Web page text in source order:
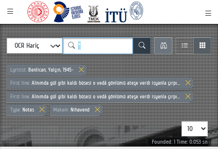
Lyricist: Benlican, Yalçın, 1945-
First line: Alnımda gül gibi kaldı bûsesi o vedâ gönlümü ateşe verdi isyanla çırpı...
First line: Alnımda gül gibi kaldı bûsesi o vedâ gönlümü ateşe verdi isyanla çırpı...
Type: Notes Makam: Nihavend
Founded: 1 Time: 0.053 sn